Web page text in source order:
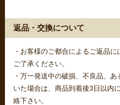
返品・交換について
・お客様のご都合によるご返品
ご了承ください。
・万一発送中の破損、不良品、
いた場合は、商品到着後3日以内
絡下さい。